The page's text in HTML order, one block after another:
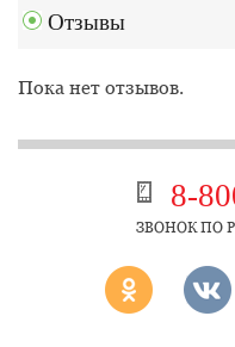
Отзывы
Пока нет отзывов.
8-
ЗВОНОК ПО